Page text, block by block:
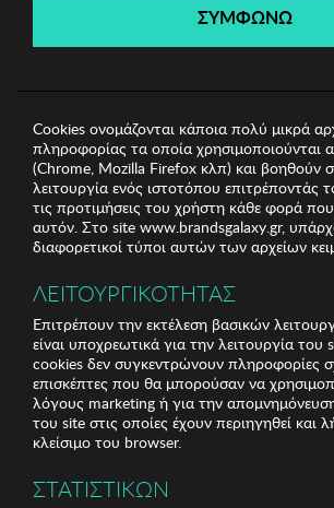
ΣΥΜΦΩΝΩ
Cookies ονομάζονται κάποια πολύ μικρά
πληροφορίας τα οποία χρησιμοποιούνται
(Chrome, Mozilla Firefox κλπ) και βοηθούν
λειτουργία ενός ιστοτόπου επιτρέποντάς
τις προτιμήσεις του χρήστη κάθε φορά
αυτόν. Στο site www.brandsgalaxy.gr,
διαφορετικοί τύποι αυτών των αρχείων
ΛΕΙΤΟΥΡΓΙΚΟΤΗΤΑΣ
Επιτρέπουν την εκτέλεση βασικών
είναι υποχρεωτικά για την λειτουργία του
cookies δεν συγκεντρώνουν πληροφορίες
επισκέπτες που θα μπορούσαν να
λόγους marketing ή για την
του site στις οποίες έχουν περιηγηθεί και
κλείσιμο του browser.
ΣΤΑΤΙΣΤΙΚΩΝ